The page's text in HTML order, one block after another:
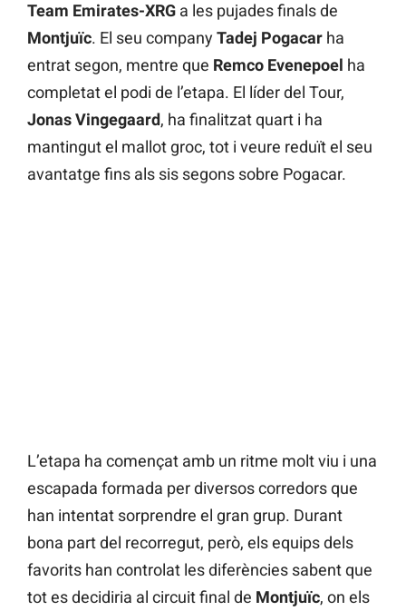
Team Emirates-XRG a les pujades finals de
Montjuïc. El seu company Tadej Pogacar ha
entrat segon, mentre que Remco Evenepoel ha
completat el podi de l’etapa. El líder del Tour,
Jonas Vingegaard, ha finalitzat quart i ha
mantingut el mallot groc, tot i veure reduït el seu
avantatge fins als sis segons sobre Pogacar.
L’etapa ha començat amb un ritme molt viu i una
escapada formada per diversos corredors que
han intentat sorprendre el gran grup. Durant
bona part del recorregut, però, els equips dels
favorits han controlat les diferències sabent que
tot es decidiria al circuit final de Montjuïc, on els